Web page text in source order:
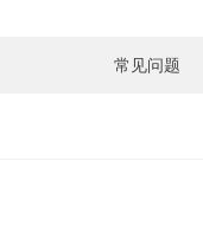
常见问题